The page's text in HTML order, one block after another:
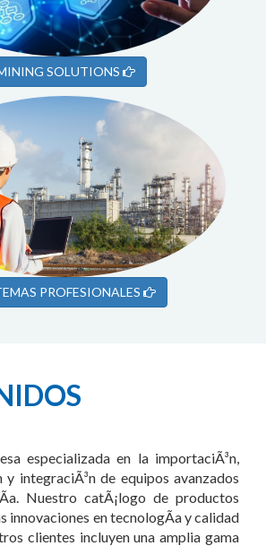
SOLUTIONS
PROFESIONALES
especializada en la importaciÃ³n,
y integraciÃ³n de equipos avanzados
Nuestro catÃ¡logo de productos
innovaciones en tecnologÃ­a y calidad
clientes incluyen una amplia gama